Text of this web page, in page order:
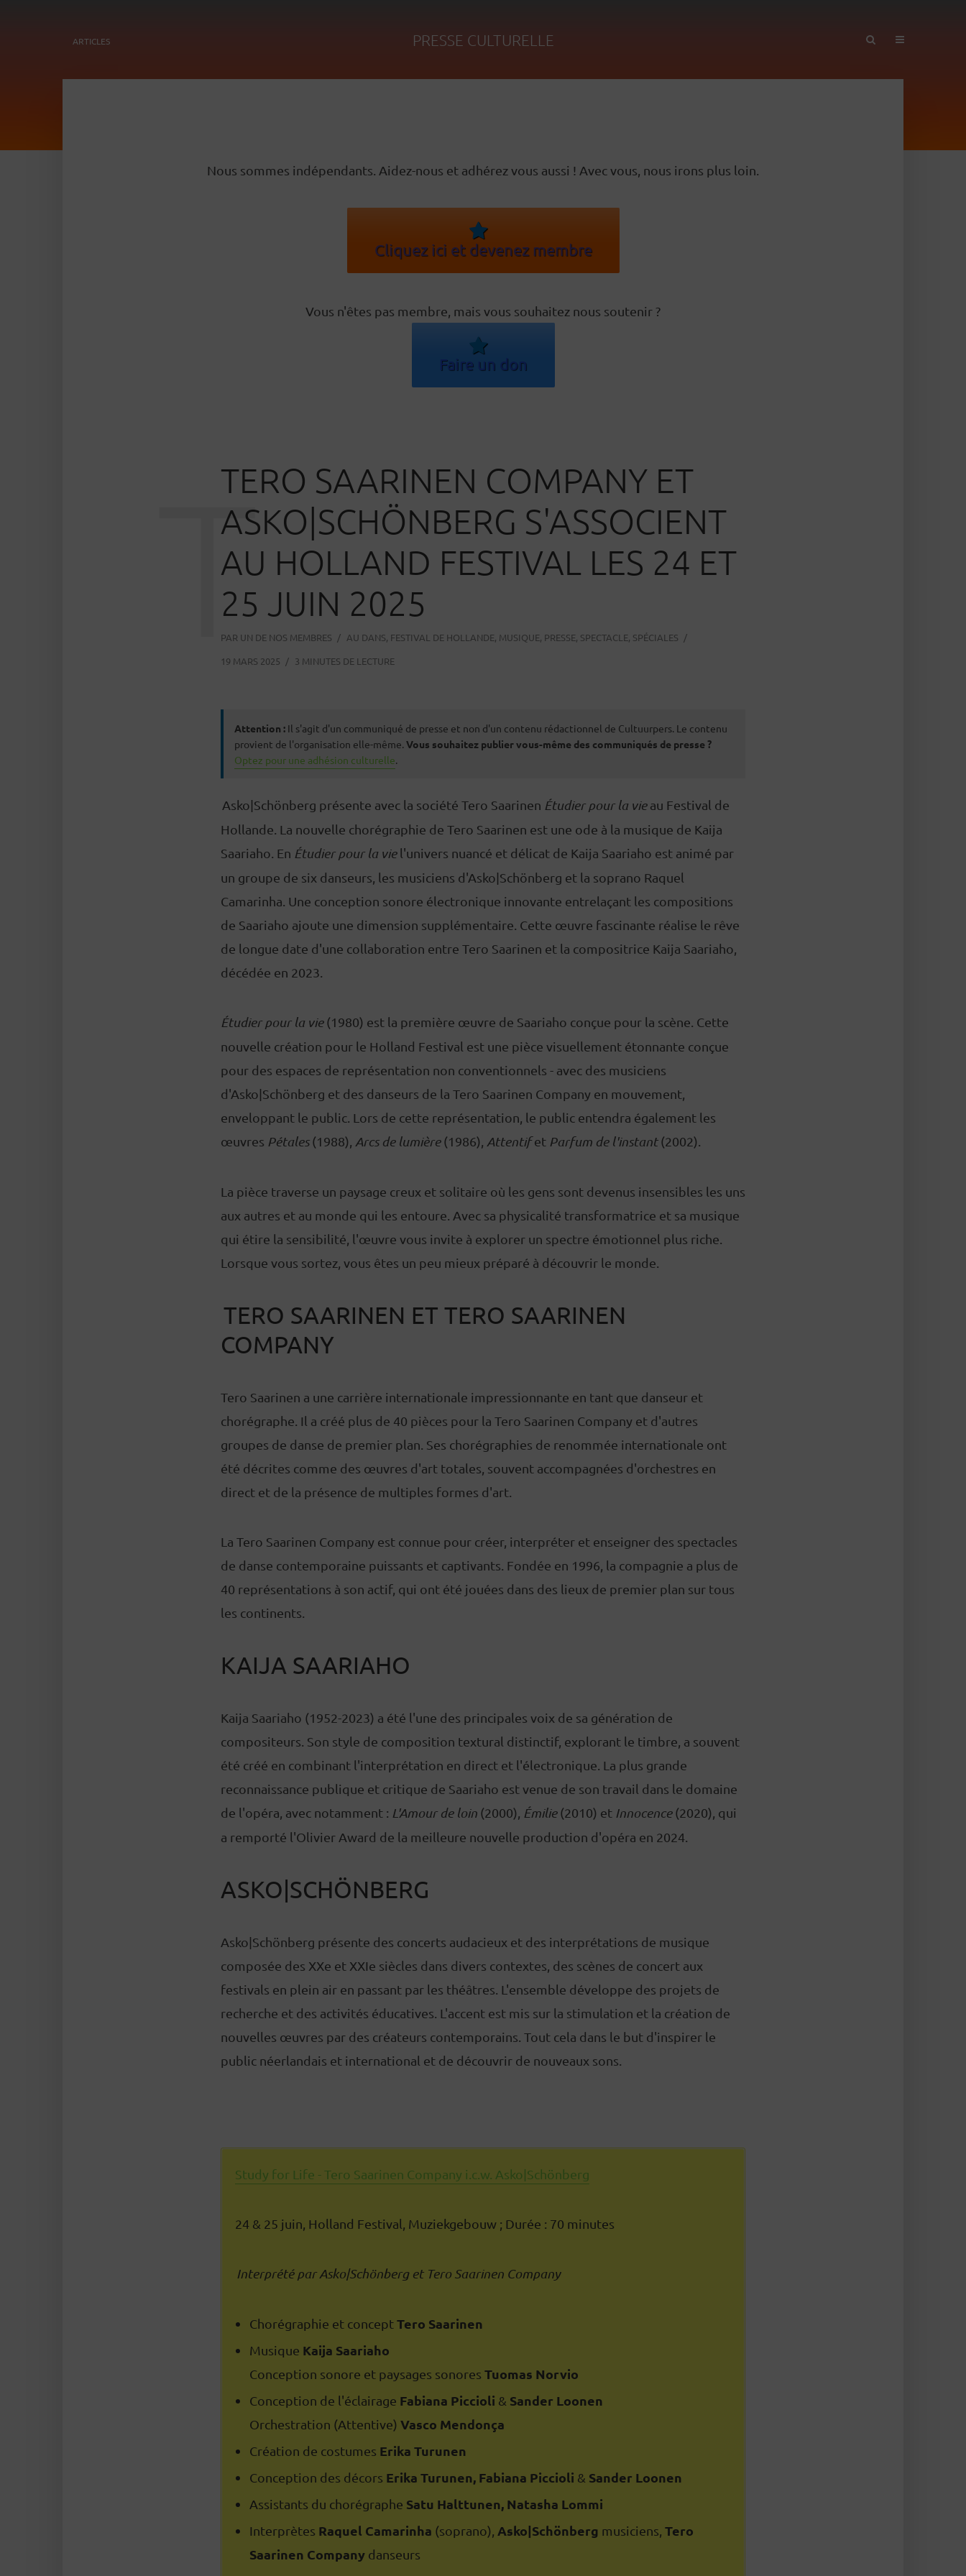
ARTICLES PRESSE CULTURELLE
Nous sommes indépendants. Aidez-nous et adhérez vous aussi ! Avec vous, nous irons plus loin.
Cliquez ici et devenez membre
Vous n'êtes pas membre, mais vous souhaitez nous soutenir ?
Faire un don
TERO SAARINEN COMPANY ET
ASKO|SCHÖNBERG S'ASSOCIENT
AU HOLLAND FESTIVAL LES 24 ET
25 JUIN 2025
PAR UN DE NOS MEMBRES AU DANS, FESTIVAL DE HOLLANDE, MUSIQUE, PRESSE, SPECTACLE, SPÉCIALES
19 MARS 2025
3 MINUTES DE LECTURE
T
Attention : Il s'agit d'un communiqué de presse et non d'un contenu rédactionnel de Cultuurpers. Le contenu
provient de l'organisation elle-même. Vous souhaitez publier vous-même des communiqués de presse ?
Optez pour une adhésion culturelle.
Asko|Schönberg présente avec la société Tero Saarinen Étudier pour la vieau Festival de
Hollande. La nouvelle chorégraphie de Tero Saarinen est une ode à la musique de Kaija
Saariaho. En Étudier pour la viel'univers nuancé et délicat de Kaija Saariaho est animé par
un groupe de six danseurs, les musiciens d'Asko|Schönberg et la soprano Raquel
Camarinha. Une conception sonore électronique innovante entrelaçant les compositions
de Saariaho ajoute une dimension supplémentaire. Cette œuvre fascinante réalise le rêve
de longue date d'une collaboration entre Tero Saarinen et la compositrice Kaija Saariaho,
décédée en 2023.
Étudier pour la vie(1980) est la première œuvre de Saariaho conçue pour la scène. Cette
nouvelle création pour le Holland Festival est une pièce visuellement étonnante conçue
pour des espaces de représentation non conventionnels - avec des musiciens
d'Asko|Schönberg et des danseurs de la Tero Saarinen Company en mouvement,
enveloppant le public. Lors de cette représentation, le public entendra également les
œuvres Pétales(1988), Arcs de lumière(1986), Attentifet Parfum de l'instant(2002).
La pièce traverse un paysage creux et solitaire où les gens sont devenus insensibles les uns
aux autres et au monde qui les entoure. Avec sa physicalité transformatrice et sa musique
qui étire la sensibilité, l'œuvre vous invite à explorer un spectre émotionnel plus riche.
Lorsque vous sortez, vous êtes un peu mieux préparé à découvrir le monde.
TERO SAARINEN ET TERO SAARINEN
COMPANY
Tero Saarinen a une carrière internationale impressionnante en tant que danseur et
chorégraphe. Il a créé plus de 40 pièces pour la Tero Saarinen Company et d'autres
groupes de danse de premier plan. Ses chorégraphies de renommée internationale ont
été décrites comme des œuvres d'art totales, souvent accompagnées d'orchestres en
direct et de la présence de multiples formes d'art.
La Tero Saarinen Company est connue pour créer, interpréter et enseigner des spectacles
de danse contemporaine puissants et captivants. Fondée en 1996, la compagnie a plus de
40 représentations à son actif, qui ont été jouées dans des lieux de premier plan sur tous
les continents.
KAIJA SAARIAHO
Kaija Saariaho (1952-2023) a été l'une des principales voix de sa génération de
compositeurs. Son style de composition textural distinctif, explorant le timbre, a souvent
été créé en combinant l'interprétation en direct et l'électronique. La plus grande
reconnaissance publique et critique de Saariaho est venue de son travail dans le domaine
de l'opéra, avec notamment : L'Amour de loin (2000), Émilie(2010) et Innocence(2020), qui
a remporté l'Olivier Award de la meilleure nouvelle production d'opéra en 2024.
ASKO|SCHÖNBERG
Asko|Schönberg présente des concerts audacieux et des interprétations de musique
composée des XXe et XXIe siècles dans divers contextes, des scènes de concert aux
festivals en plein air en passant par les théâtres. L'ensemble développe des projets de
recherche et des activités éducatives. L'accent est mis sur la stimulation et la création de
nouvelles œuvres par des créateurs contemporains. Tout cela dans le but d'inspirer le
public néerlandais et international et de découvrir de nouveaux sons.
Study for Life - Tero Saarinen Company i.c.w. Asko|Schönberg
24 & 25 juin, Holland Festival, Muziekgebouw ; Durée : 70 minutes
Interprété par Asko|Schönberg et Tero Saarinen Company
Chorégraphie et conceptTero Saarinen
Musique Kaija Saariaho
Conception sonore et paysages sonores Tuomas Norvio
Conception de l'éclairage Fabiana Piccioli & Sander Loonen
Orchestration (Attentive) Vasco Mendonça
Création de costumes Erika Turunen
Conception des décors Erika Turunen, Fabiana Piccioli & Sander Loonen
Assistants du chorégraphe Satu Halttunen, Natasha Lommi
Interprètes Raquel Camarinha (soprano), Asko|Schönberg musiciens, Tero
Saarinen Company danseurs